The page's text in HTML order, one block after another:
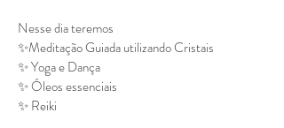
Nesse dia teremos
✨Meditação Guiada utilizando Cristais
✨ Yoga e Dança
✨ Óleos essenciais
✨ Reiki